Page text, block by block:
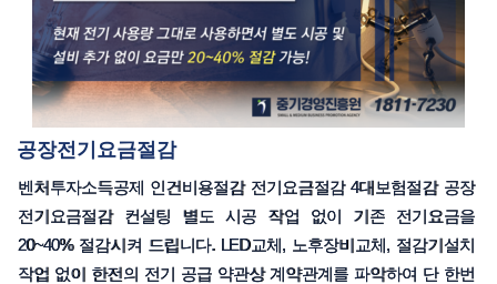
공장전기요금절감
벤처투자소득공제 인건비용절감 전기요금절감 4대보험절감 공장
전기요금절감 컨설팅 별도 시공 작업 없이 기존 전기요금을
20~40% 절감시켜 드립니다. LED교체, 노후장비교체, 절감기설치
작업 없이 한전의 전기 공급 약관상 계약관계를 파악하여 단 한번